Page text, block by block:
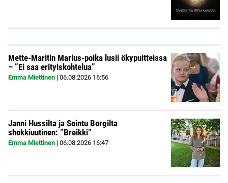
Mette-Maritin Marius-poika lusii ökypuitteissa
– ”Ei saa erityiskohtelua”
Emma Miettinen | 06.08.2026 16:56
Janni Hussilta ja Sointu Borgilta
shokkiuutinen: ”Breikki”
Emma Miettinen | 06.08.2026 16:47